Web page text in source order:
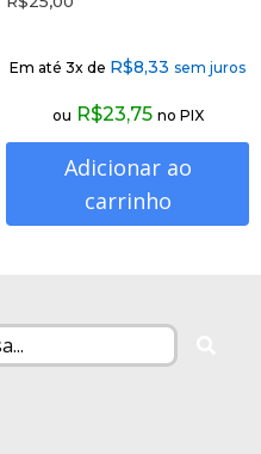
Em até 3x de R$8,33 sem juros
ou R$23,75 no PIX
Adicionar ao
carrinho